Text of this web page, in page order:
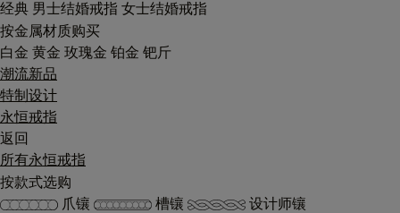
经典 男士结婚戒指 女士结婚戒指
按金属材质购买
白金 黄金 玫瑰金 铂金 钯斤
潮流新品
特制设计
永恒戒指
返回
所有永恒戒指
按款式选购
爪镶
槽镶
设计师镶